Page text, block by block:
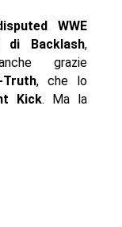
WWE
di Backlash,
grazie
Truth, che lo
Kick. Ma la